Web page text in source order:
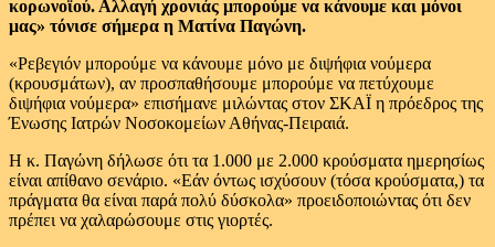
κορωνοϊού. Αλλαγή χρονιάς μπορούμε να κάνουμε και μόνοι
μας» τόνισε σήμερα η Ματίνα Παγώνη.
«Ρεβεγιόν μπορούμε να κάνουμε μόνο με διψήφια νούμερα
(κρουσμάτων), αν προσπαθήσουμε μπορούμε να πετύχουμε
διψήφια νούμερα» επισήμανε μιλώντας στον ΣΚΑΪ η πρόεδρος της
Ένωσης Ιατρών Νοσοκομείων Αθήνας-Πειραιά.
Η κ. Παγώνη δήλωσε ότι τα 1.000 με 2.000 κρούσματα ημερησίως
είναι απίθανο σενάριο. «Εάν όντως ισχύσουν (τόσα κρούσματα,) τα
πράγματα θα είναι παρά πολύ δύσκολα» προειδοποιώντας ότι δεν
πρέπει να χαλαρώσουμε στις γιορτές.